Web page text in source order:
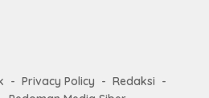
Privacy Policy
Redaksi